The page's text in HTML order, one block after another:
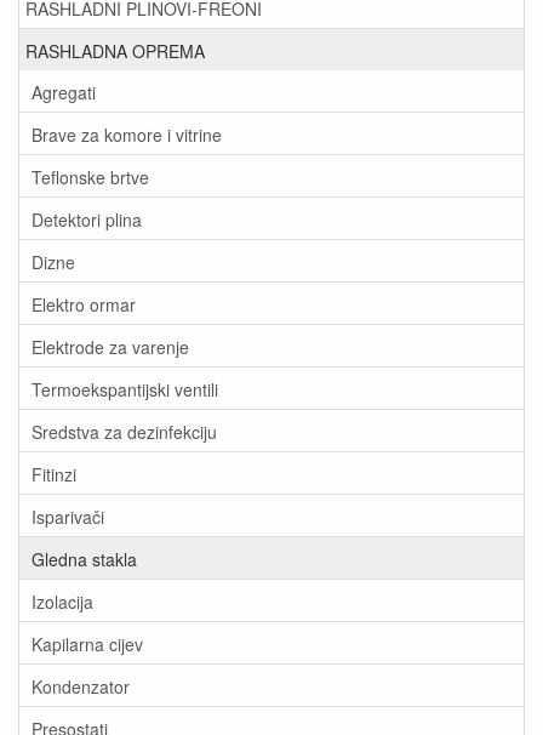
RASHLADNI PLINOVI-FREONI
RASHLADNA OPREMA
Agregati
Brave za komore i vitrine
Teflonske brtve
Detektori plina
Dizne
Elektro ormar
Elektrode za varenje
Termoekspantijski ventili
Sredstva za dezinfekciju
Fitinzi
Isparivači
Gledna stakla
Izolacija
Kapilarna cijev
Kondenzator
Presostati